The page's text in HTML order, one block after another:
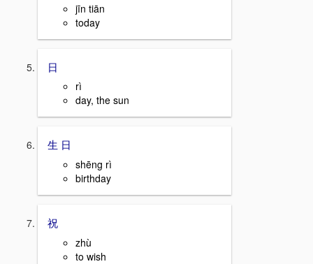
jīn tiān
today
日
rì
day, the sun
生 日
shēng rì
birthday
祝
zhù
to wish